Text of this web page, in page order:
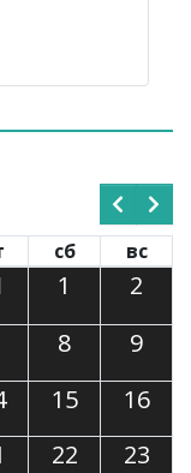
сб вс
1
2
8
9
15
16
22 23